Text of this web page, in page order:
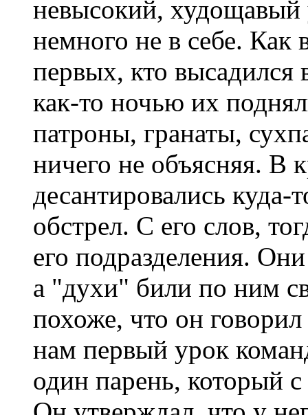
невысокий, худощавый
немного не в себе.
первых, кто высадился
как-то ночью их
патроны, гранаты,
ничего не объясняя. В
десантировались
обстрел. С его слов,
его подразделения.
а "духи" били по ним
похоже, что он
нам первый урок
один парень, который с